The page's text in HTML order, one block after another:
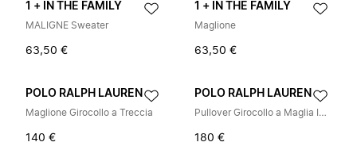
1 + IN THE FAMILY
MALIGNE Sweater
63,50 €
1 + IN THE FAMILY
Maglione
63,50 €
POLO RALPH LAUREN
Maglione Girocollo a Treccia
140 €
POLO RALPH LAUREN
Pullover Girocollo a Maglia Intrecciata
180 €